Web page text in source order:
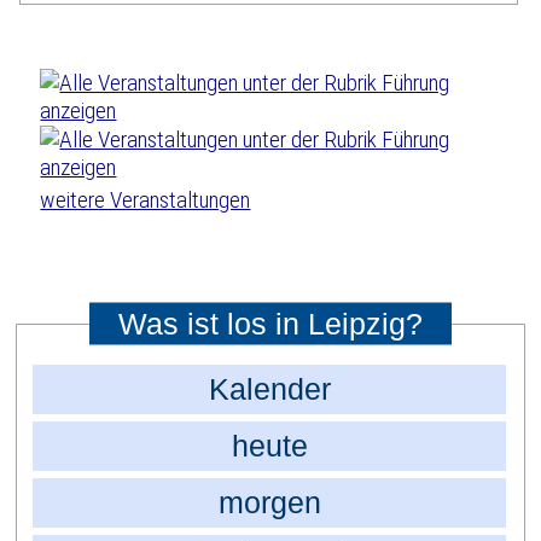
weitere Veranstaltungen
Was ist los in Leipzig?
Kalender
heute
morgen